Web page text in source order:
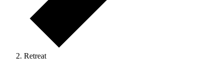
Retreat